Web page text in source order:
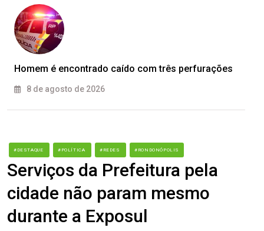
Homem é encontrado caído com três perfurações
8 de agosto de 2026
#DESTAQUE #POLÍTICA #REDES #RONDONÓPOLIS
Serviços da Prefeitura pela
cidade não param mesmo
durante a Exposul